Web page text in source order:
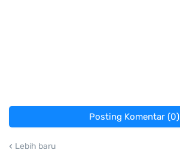
Posting Komentar (0)
Lebih baru